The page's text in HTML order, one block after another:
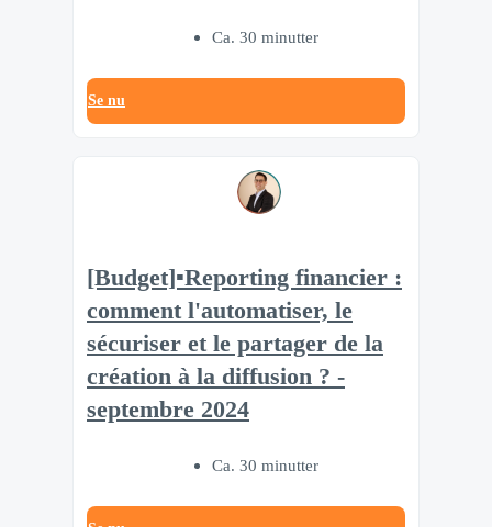
Ca. 30 minutter
Se nu
[Budget]▪️Reporting financier :
comment l'automatiser, le
sécuriser et le partager de la
création à la diffusion ? -
septembre 2024
Ca. 30 minutter